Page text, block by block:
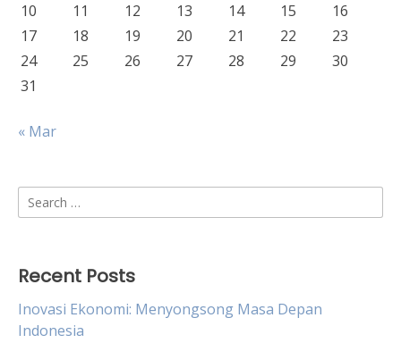
10
11 12 13 14 15
16
17
18 19 20 21 22
23
24
25 26 27 28 29
30
31
« Mar
Search
for:
Recent Posts
Inovasi Ekonomi: Menyongsong Masa Depan
Indonesia